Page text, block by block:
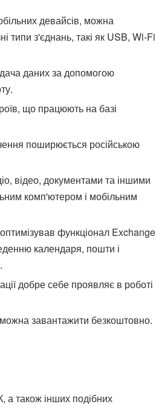
девайсів, можна
типи з'єднань, такі як USB, Wi-Fi
даних за допомогою
що працюють на базі
поширюється російською
відео, документами та іншими
комп'ютером і мобільним
функціонал Exchange
календаря, пошти і
добре себе проявляє в роботі
завантажити безкоштовно.
також інших подібних